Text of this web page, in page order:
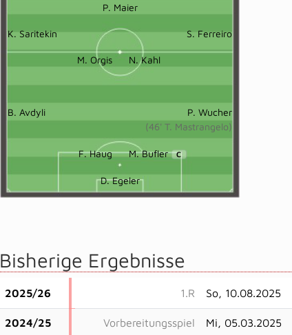
P. Maier
K. Saritekin S. Ferreiro
M. Orgis N. Kahl
B. Avdyli
P. Wucher
(46' T. Mastrangelo)
F. Haug M. Bufler C
D. Egeler
Bisherige Ergebnisse
2025/26 1.R So, 10.08.2025
2024/25 Vorbereitungsspiel Mi, 05.03.2025